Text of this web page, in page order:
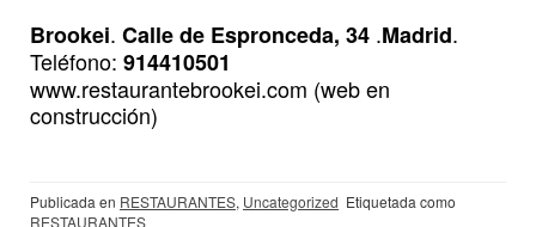
Brookei. Calle de Espronceda, 34 .Madrid.
Teléfono: 914410501
www.restaurantebrookei.com (web en
construcción)
Publicada en RESTAURANTES, Uncategorized Etiquetada como
RESTAURANTES